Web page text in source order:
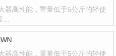
器高性能，重量低于5公斤的轻便
…
器高性能，重量低于5公斤的轻便